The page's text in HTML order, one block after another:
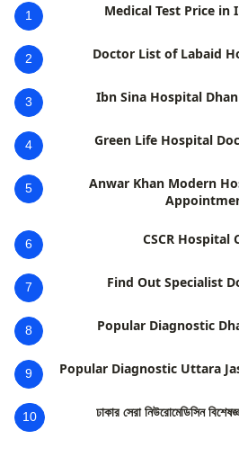
1 Medical Test Price in
2 Doctor List of Labaid
3 Ibn Sina Hospital
4 Green Life Hospital
5
Anwar Khan Modern
6 CSCR Hospital
7 Find Out Specialist
8 Popular Diagnostic
9 Popular Diagnostic Uttara
10 ঢাকার সেরা নিউরোমেডিসিন